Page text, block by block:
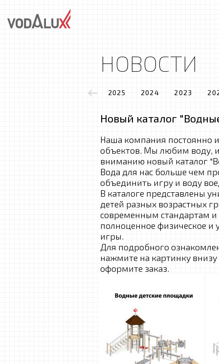
НОВОСТИ
2025 2024 2023
Новый каталог
Наша компания постоянно
объектов. Мы любим воду,
вниманию новый каталог
Вода для нас больше чем
объединить игру и воду
В каталоге представлены
детей разных возрастных
современным стандартам и
полноценное физическое и
игры.
Для подробного
нажмите на картинку
оформите заказ.